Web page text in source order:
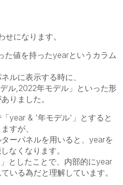
になります。
た値を持ったyearというカラム
ルに表示する時に、
ル,2022年モデル」といった形
りました。
year & '年モデル'」とすると
すが、
ーパネルを用いると、yearを
なくなります。
としたことで、内部的にyear
いる為だと理解しています。